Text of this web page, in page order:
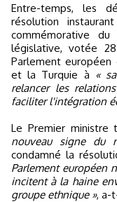
Entre-temps, les députés européens ont adopté une
résolution
commémorative
législative, votée
Parlement
et la Turquie à «
relancer les
faciliter l'intégration
Le Premier ministre
nouveau signe du
condamné la
Parlement européen
incitent à la haine
groupe ethnique », a-